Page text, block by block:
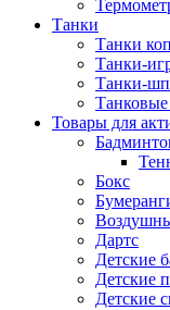
Танки
Танки
Танки-
Танки-
Товары для
Бокс
Дартс
Детские
Детские
Детские